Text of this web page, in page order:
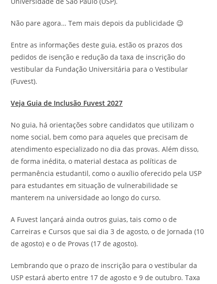
Não pare agora… Tem mais depois da publicidade 😉
Entre as informações deste guia, estão os prazos dos
pedidos de isenção e redução da taxa de inscrição do
vestibular da Fundação Universitária para o Vestibular
(Fuvest).
Veja Guia de Inclusão Fuvest 2027
No guia, há orientações sobre candidatos que utilizam o
nome social, bem como para aqueles que precisam de
atendimento especializado no dia das provas. Além disso,
de forma inédita, o material destaca as políticas de
permanência estudantil, como o auxílio oferecido pela USP
para estudantes em situação de vulnerabilidade se
manterem na universidade ao longo do curso.
A Fuvest lançará ainda outros guias, tais como o de
Carreiras e Cursos que sai dia 3 de agosto, o de Jornada (10
de agosto) e o de Provas (17 de agosto).
Lembrando que o prazo de inscrição para o vestibular da
USP estará aberto entre 17 de agosto e 9 de outubro. Taxa